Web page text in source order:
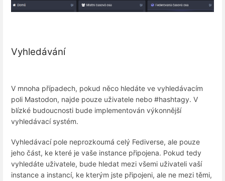
Vyhledávání
V mnoha případech, pokud něco hledáte ve vyhledávacím
poli Mastodon, najde pouze uživatele nebo #hashtagy. V
blízké budoucnosti bude implementován výkonnější
vyhledávací systém.
Vyhledávací pole neprozkoumá celý Fediverse, ale pouze
jeho část, ke které je vaše instance připojena. Pokud tedy
vyhledáte uživatele, bude hledat mezi všemi uživateli vaší
instance a instancí, ke kterým jste připojeni, ale ne mezi těmi,